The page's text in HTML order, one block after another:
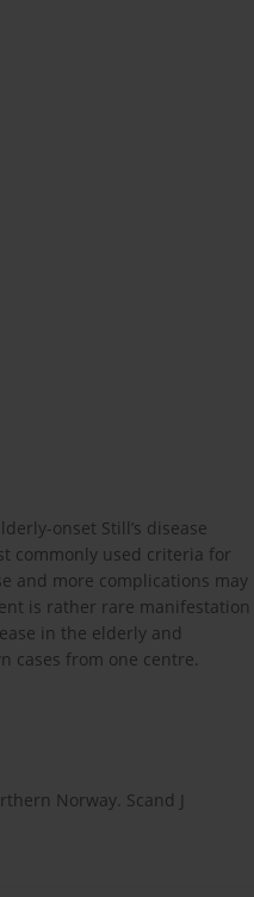
onset Still’s disease
commonly used criteria for
and more complications may
is rather rare manifestation
in the elderly and
cases from one centre.
Norway. Scand J